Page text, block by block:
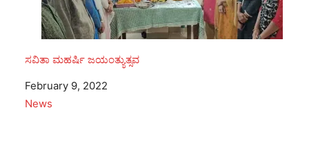
ಸವಿತಾ ಮಹರ್ಷಿ ಜಯಂತ್ಯುತ್ಸವ
Date
February 9, 2022
In relation to
News